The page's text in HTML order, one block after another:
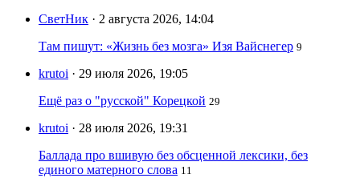
СветНик · 2 августа 2026, 14:04
Там пишут: «Жизнь без мозга» Изя Вайснегер 9
krutoi · 29 июля 2026, 19:05
Ещё раз о "русской" Корецкой 29
krutoi · 28 июля 2026, 19:31
Баллада про вшивую без обсценной лексики, без
единого матерного слова 11